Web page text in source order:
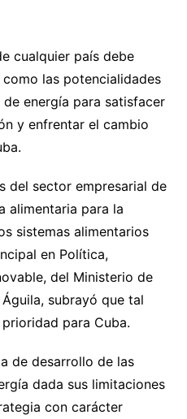
cualquier país debe
las potencialidades
energía para satisfacer
y enfrentar el cambio
del sector empresarial de
alimentaria para la
sistemas alimentarios
en Política,
del Ministerio de
subrayó que tal
para Cuba.
de desarrollo de las
dada sus limitaciones
con carácter